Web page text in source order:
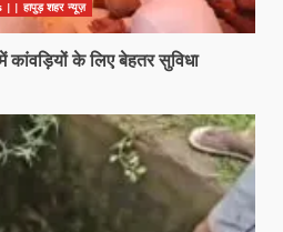
हापुड़ शहर न्यूज़
कांवड़ियों के लिए बेहतर सुविधा